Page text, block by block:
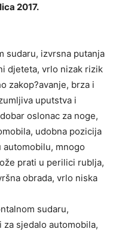
2017.
sudaru, izvrsna putanja
djeteta, vrlo nizak rizik
zakop?avanje, brza i
uputstva i
oslonac za noge,
udobna pozicija
automobilu, mnogo
prati u perilici rublja,
obrada, vrlo niska
sudaru,
sjedalo automobila,